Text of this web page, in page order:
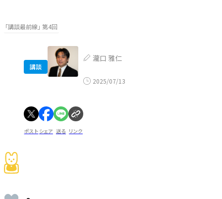
「講談最前線」 第4回
講談
瀧口 雅仁
2025/07/13
ポスト シェア 送る リンク